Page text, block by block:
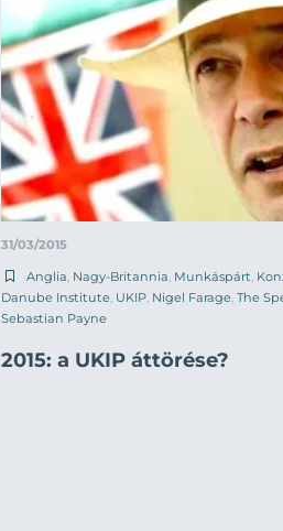
31/03/2015
Anglia Nagy-Britannia Munkáspárt
Danube Institute UKIP Nigel Farage The
Sebastian Payne
2015: a UKIP áttörése?